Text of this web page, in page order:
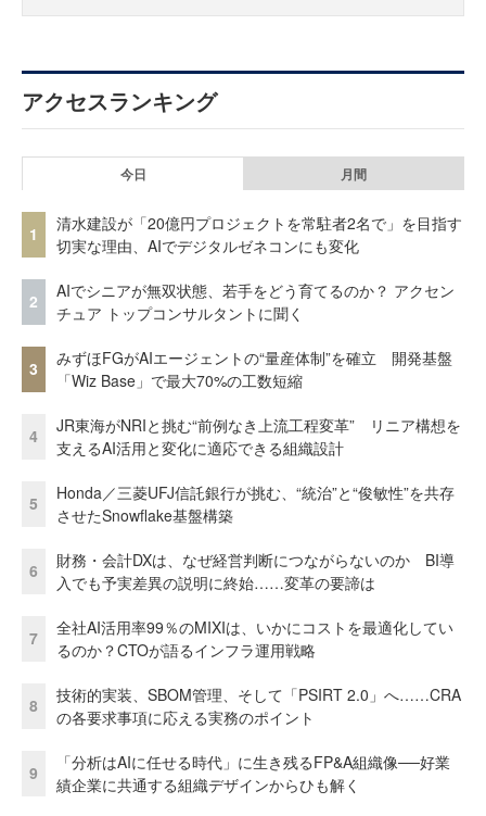
アクセスランキング
今日 月間
1
清水建設が「20億円プロジェクトを常駐者2名で」を目指す
切実な理由、AIでデジタルゼネコンにも変化
2
AIでシニアが無双状態、若手をどう育てるのか？ アクセン
チュア トップコンサルタントに聞く
3
みずほFGがAIエージェントの“量産体制”を確立 開発基盤
「Wiz Base」で最大70%の工数短縮
4
JR東海がNRIと挑む“前例なき上流工程変革” リニア構想を
支えるAI活用と変化に適応できる組織設計
5
Honda／三菱UFJ信託銀行が挑む、“統治”と“俊敏性”を共存
させたSnowflake基盤構築
6
財務・会計DXは、なぜ経営判断につながらないのか BI導
入でも予実差異の説明に終始……変革の要諦は
7
全社AI活用率99％のMIXIは、いかにコストを最適化してい
るのか？CTOが語るインフラ運用戦略
8
技術的実装、SBOM管理、そして「PSIRT 2.0」へ……CRA
の各要求事項に応える実務のポイント
9
「分析はAIに任せる時代」に生き残るFP&A組織像──好業
績企業に共通する組織デザインからひも解く